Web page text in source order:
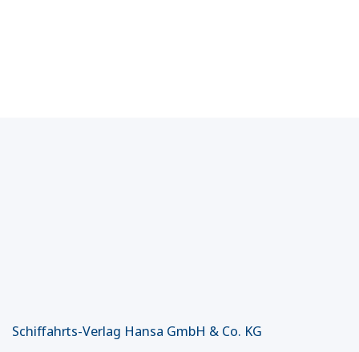
Schiffahrts-Verlag Hansa GmbH & Co. KG